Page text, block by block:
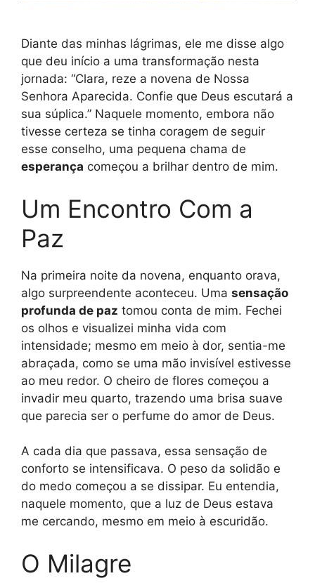
Diante das minhas lágrimas, ele me disse algo
que deu início a uma transformação nesta
jornada: “Clara, reze a novena de Nossa
Senhora Aparecida. Confie que Deus escutará a
sua súplica.” Naquele momento, embora não
tivesse certeza se tinha coragem de seguir
esse conselho, uma pequena chama de
esperança começou a brilhar dentro de mim.
Um Encontro Com a
Paz
Na primeira noite da novena, enquanto orava,
algo surpreendente aconteceu. Uma sensação
profunda de paz tomou conta de mim. Fechei
os olhos e visualizei minha vida com
intensidade; mesmo em meio à dor, sentia-me
abraçada, como se uma mão invisível estivesse
ao meu redor. O cheiro de flores começou a
invadir meu quarto, trazendo uma brisa suave
que parecia ser o perfume do amor de Deus.
A cada dia que passava, essa sensação de
conforto se intensificava. O peso da solidão e
do medo começou a se dissipar. Eu entendia,
naquele momento, que a luz de Deus estava
me cercando, mesmo em meio à escuridão.
O Milagre